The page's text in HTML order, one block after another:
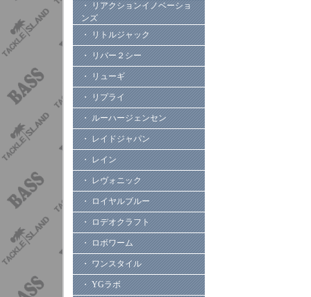
・ リアクションイノベーショ
ンズ
・ リトルジャック
・ リバー２シー
・ リューギ
・ リプライ
・ ルーハージェンセン
・ レイドジャパン
・ レイン
・ レヴォニック
・ ロイヤルブルー
・ ロデオクラフト
・ ロボワーム
・ ワンスタイル
・ YGラボ